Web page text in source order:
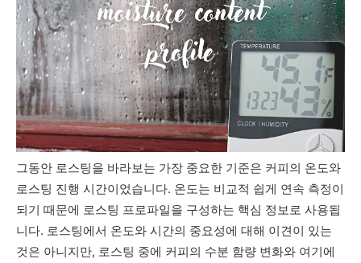
그동안 로스팅을 바라보는 가장 중요한 기준은 커피의 온도와
로스팅 진행 시간이었습니다. 온도는 비교적 쉽게 연속 측정이
되기 때문에 로스팅 프로파일을 구성하는 핵심 정보로 사용됩
니다. 로스팅에서 온도와 시간의 중요성에 대해 이견이 있는
것은 아니지만, 로스팅 중에 커피의 수분 함량 변화와 여기에